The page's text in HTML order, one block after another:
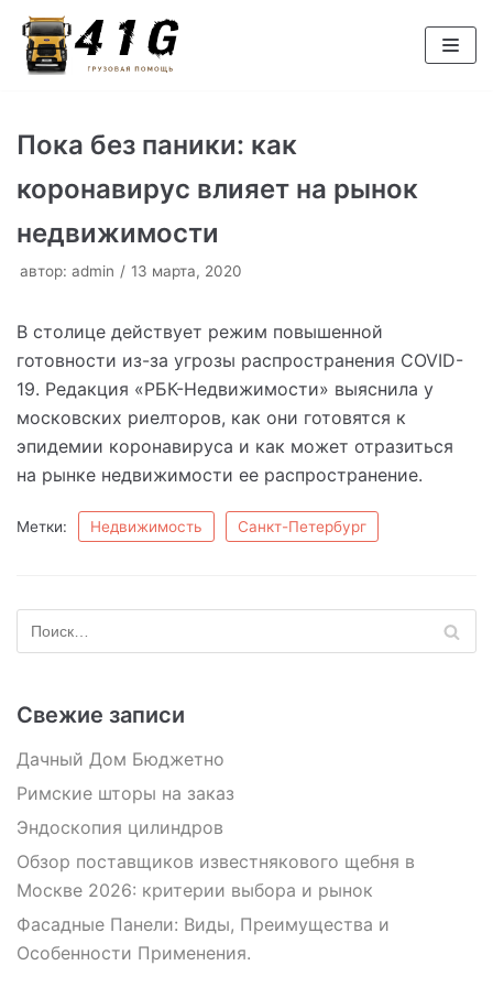
Перейти
к
Пока без паники: как
коронавирус влияет на рынок
недвижимости
автор: admin 13 марта, 2020
В столице действует режим повышенной
готовности из-за угрозы распространения COVID-
19. Редакция «РБК-Недвижимости» выяснила у
московских риелторов, как они готовятся к
эпидемии коронавируса и как может отразиться
на рынке недвижимости ее распространение.
Метки: Недвижимость Санкт-Петербург
Свежие записи
Дачный Дом Бюджетно
Римские шторы на заказ
Эндоскопия цилиндров
Обзор поставщиков известнякового щебня в
Москве 2026: критерии выбора и рынок
Фасадные Панели: Виды, Преимущества и
Особенности Применения.